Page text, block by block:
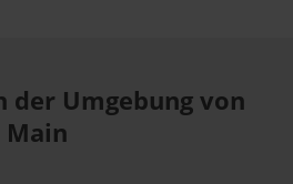
der Umgebung von
Main